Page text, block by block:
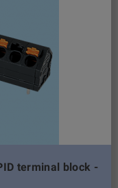
terminal block -